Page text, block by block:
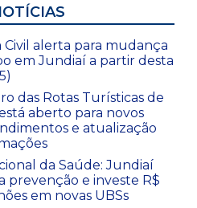
Civil alerta para mudança
em Jundiaí a partir desta
das Rotas Turísticas de
aberto para novos
e atualização
da Saúde: Jundiaí
prevenção e investe R$
em novas UBSs